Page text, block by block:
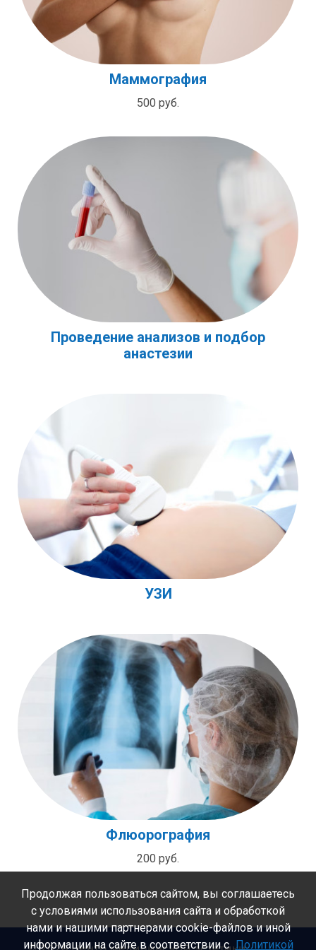
Маммография
500 руб.
Проведение анализов и подбор
анастезии
УЗИ
Флюорография
200 руб.
Продолжая пользоваться сайтом, вы соглашаетесь
с условиями использования сайта и обработкой
нами и нашими партнерами cookie-файлов и иной
информации на сайте в соответствии с Политикой